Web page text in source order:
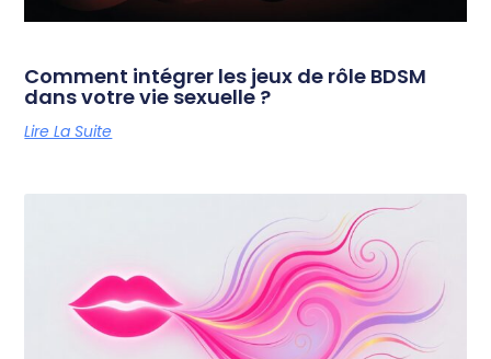
Comment intégrer les jeux de rôle BDSM
dans votre vie sexuelle ?
Lire La Suite